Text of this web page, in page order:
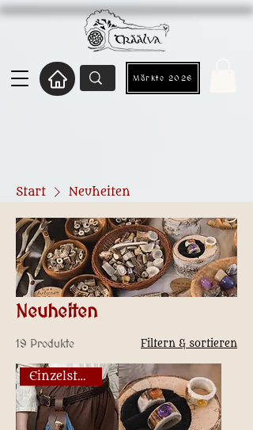
Märkte 2026
Start Neuheiten
Neuheiten
19 Produkte Filtern & sortieren
Einzelstück!